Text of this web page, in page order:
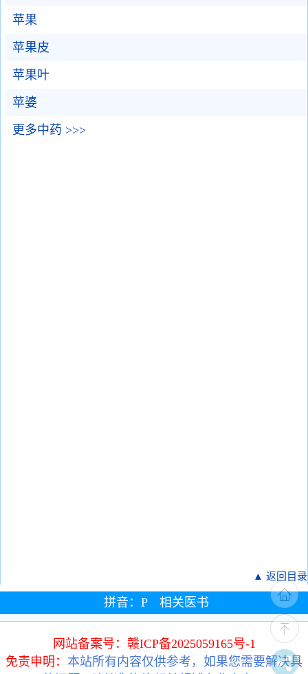
苹果
苹果皮
苹果叶
苹婆
更多中药 >>>
▲ 返回目录
拼音：P 相关医书
网站备案号：赣ICP备2025059165号-1
免责申明： 本站所有内容仅供参考，如果您需要解决具